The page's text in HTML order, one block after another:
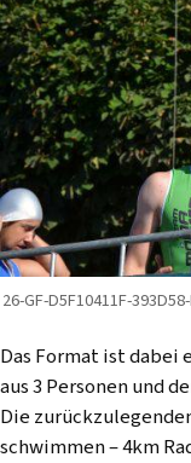
26-GF-D5F10411F-
Das Format ist dabei
aus 3 Personen und
Die
schwimmen – 4km